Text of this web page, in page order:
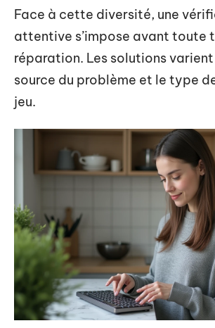
Face à cette diversité, une
attentive s’impose avant toute
réparation. Les solutions
source du problème et le type
jeu.